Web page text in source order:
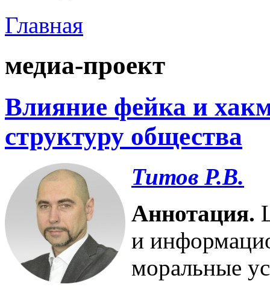
Главная
медиа-проект
Влияние фейка и
структуру общества
Титов Р.В.
Аннотация.
и
моральные